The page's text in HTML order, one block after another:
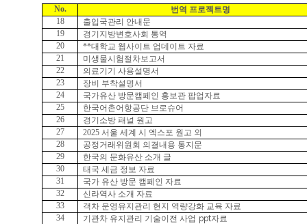
No.
번역 프로젝트명
18
출입국관리 안내문
19
경기지방변호사회 통역
20
**대학교 웹사이트 업데이트 자료
21
미생물시험절차보고서
22
의료기기 사용설명서
23
장비 부착설명서
24
국가유산 방문캠페인 홍보관 팝업자료
25
한국어촌어항공단 브로슈어
26
경기소방 패널 원고
27
2025 서울 세계 시 엑스포 원고 외
28
공정거래위원회 의결내용 통지문
29
한국의 문화유산 소개 글
30
태국 세금 정보 자료
31
국가 유산 방문 캠페인 자료
32
신라역사 소개 자료
33
객차 운영유지관리 현지 역량강화 교육 자료
34
기관차 유지관리 기술이전 사업 ppt자료